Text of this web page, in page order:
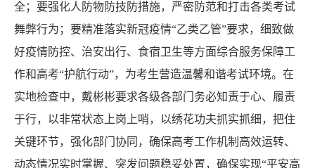
全；要强化人防物防技防措施，严密防范和打击各类考试
舞弊行为；要精准落实新冠疫情“乙类乙管”要求，细致做
好疫情防控、治安出行、食宿卫生等方面综合服务保障工
作和高考“护航行动”，为考生营造温馨和谐考试环境。在
实地检查中，戴彬彬要求各级各部门务必知责于心、履责
于行，以非常状态上岗上哨，以绣花功夫抓实抓细，把住
关键环节，强化部门协同，确保高考工作机制高效运转、
动态情况实时掌握、突发问题稳妥处置，确保实现“平安高